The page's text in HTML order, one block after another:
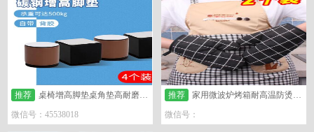
推荐
桌椅增高脚垫桌角垫高耐磨静音椅子脚垫
微信号：45538018
推荐
家用微波炉烤箱耐高温防烫隔热
微信号：